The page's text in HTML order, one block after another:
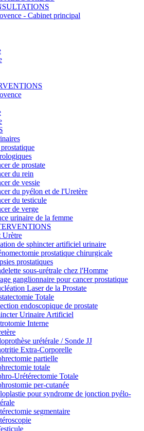
- Cabinet principal
de prostate
du rein
de vessie
du pyélon et de l'Uretère
du testicule
de verge
urinaire de la femme
Urètre
de sphincter artificiel urinaire
prostatique chirurgicale
prostatiques
sous-urétrale chez l'Homme
ganglionnaire pour cancer prostatique
Laser de la Prostate
Totale
endoscopique de prostate
Urinaire Artificiel
Interne
urétérale / Sonde JJ
Extra-Corporelle
partielle
totale
Urétérectomie Totale
per-cutanée
pour syndrome de jonction pyélo-
segmentaire